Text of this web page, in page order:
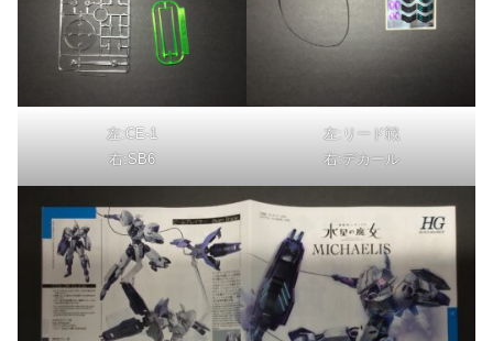
左:CE-1
右:SB6
左:リード戦
右:デカール